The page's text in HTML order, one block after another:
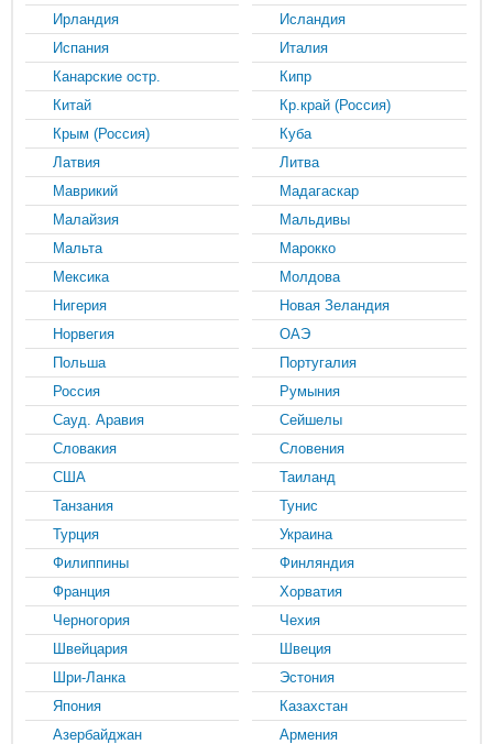
Ирландия
Исландия
Испания
Италия
Канарские остр.
Кипр
Китай
Кр.край (Россия)
Крым (Россия)
Куба
Латвия
Литва
Маврикий
Мадагаскар
Малайзия
Мальдивы
Мальта
Марокко
Мексика
Молдова
Нигерия
Новая Зеландия
Норвегия
ОАЭ
Польша
Португалия
Россия
Румыния
Сауд. Аравия
Сейшелы
Словакия
Словения
США
Таиланд
Танзания
Тунис
Турция
Украина
Филиппины
Финляндия
Франция
Хорватия
Черногория
Чехия
Швейцария
Швеция
Шри-Ланка
Эстония
Япония
Казахстан
Азербайджан
Армения